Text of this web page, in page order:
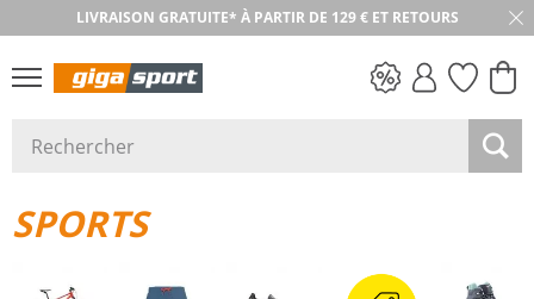
LIVRAISON GRATUITE* À PARTIR DE 129 € ET RETOURS
SPORTS